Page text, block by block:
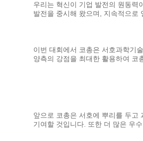
우리는 혁신이 기업 발전의 원동력
발전을 중시해 왔으며, 지속적으로
이번 대회에서 코총은 서호과학기
양측의 강점을 최대한 활용하여 코
앞으로 코총은 서호에 뿌리를 두고
기여할 것입니다. 또한 더 많은 우